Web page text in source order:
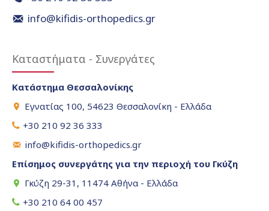
info@kifidis-orthopedics.gr
Καταστήματα - Συνεργάτες
Κατάστημα Θεσσαλονίκης
Εγνατίας 100, 54623 Θεσσαλονίκη - Ελλάδα
+30 210 92 36 333
info@kifidis-orthopedics.gr
Επίσημος συνεργάτης για την περιοχή του Γκύζη
Γκύζη 29-31, 11474 Αθήνα - Ελλάδα
+30 210 64 00 457